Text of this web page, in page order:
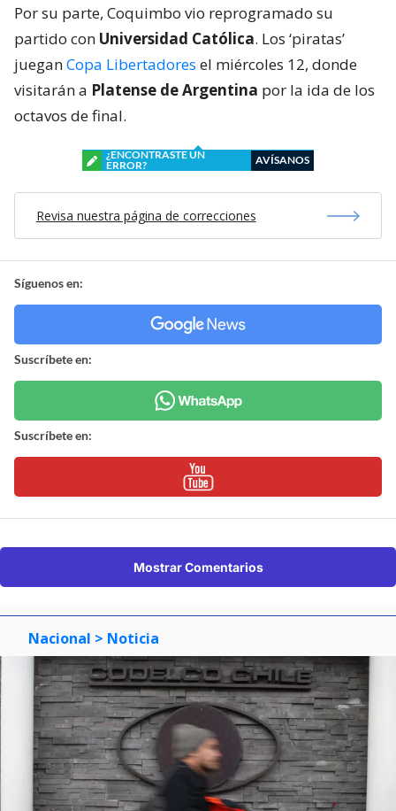
Por su parte, Coquimbo vio reprogramado su
partido con Universidad Católica. Los ‘piratas’
jueganCopa Libertadores el miércoles 12, donde
visitarán a Platense de Argentina por la ida de los
octavos de final.
¿ENCONTRASTE UN
ERROR?
AVÍSANOS
Revisa nuestra página de correcciones
Síguenos en:
Suscríbete en:
Suscríbete en:
Mostrar Comentarios
Nacional > Noticia